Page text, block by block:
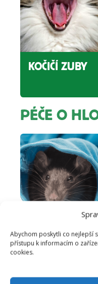
Abychom poskytli co nejlepší
přístupu k informacím o
cookies.
KOČIČÍ ZUBY
PÉČE O
PŘÍRODNÍ
POTKANY